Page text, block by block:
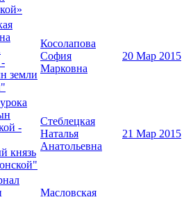
земли
Косолапова
София
Марковна
20 Мар 2015
-
князь
Стеблецкая
Наталья
Анатольевна
21 Мар 2015
Масловская